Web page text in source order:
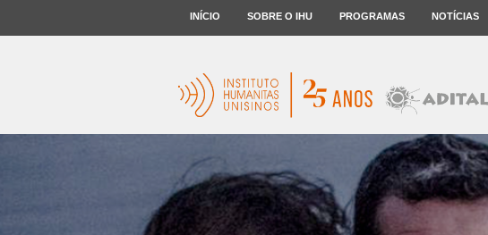
INÍCIO SOBRE O IHU PROGRAMAS NOTÍCIAS